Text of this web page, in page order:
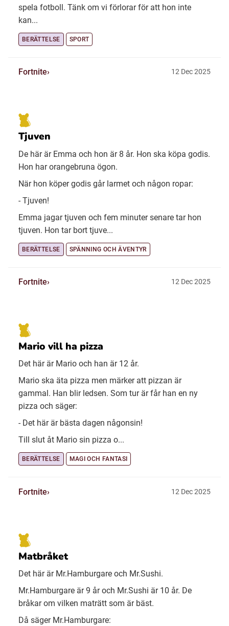
spela fotboll. Tänk om vi förlorar för att hon inte
kan...
BERÄTTELSE SPORT
Fortnite 12 Dec 2025
Tjuven
De här är Emma och hon är 8 år. Hon ska köpa godis.
Hon har orangebruna ögon.
När hon köper godis går larmet och någon ropar:
- Tjuven!
Emma jagar tjuven och fem minuter senare tar hon
tjuven. Hon tar bort tjuve...
BERÄTTELSE SPÄNNING OCH ÄVENTYR
Fortnite 12 Dec 2025
Mario vill ha pizza
Det här är Mario och han är 12 år.
Mario ska äta pizza men märker att pizzan är
gammal. Han blir ledsen. Som tur är får han en ny
pizza och säger:
- Det här är bästa dagen någonsin!
Till slut åt Mario sin pizza o...
BERÄTTELSE MAGI OCH FANTASI
Fortnite 12 Dec 2025
Matbråket
Det här är Mr.Hamburgare och Mr.Sushi.
Mr.Hamburgare är 9 år och Mr.Sushi är 10 år. De
bråkar om vilken maträtt som är bäst.
Då säger Mr.Hamburgare: